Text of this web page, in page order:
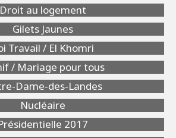
Droit au logement
Gilets Jaunes
Travail / El Khomri
/ Mariage pour tous
Dame-des-Landes
Nucléaire
2017